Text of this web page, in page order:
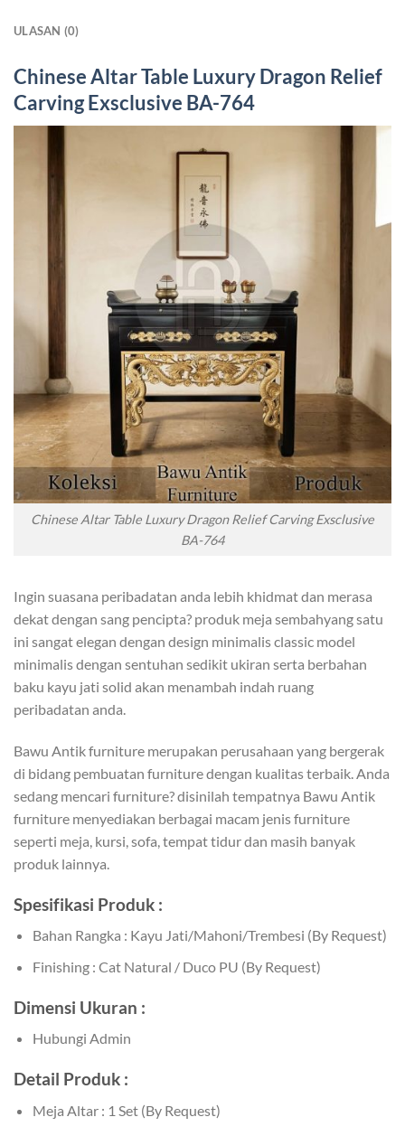
ULASAN (0)
Chinese Altar Table Luxury Dragon Relief
Carving Exsclusive BA-764
Chinese Altar Table Luxury Dragon Relief Carving Exsclusive
BA-764
Ingin suasana peribadatan anda lebih khidmat dan merasa
dekat dengan sang pencipta? produk meja sembahyang satu
ini sangat elegan dengan design minimalis classic model
minimalis dengan sentuhan sedikit ukiran serta berbahan
baku kayu jati solid akan menambah indah ruang
peribadatan anda.
Bawu Antik furniture merupakan perusahaan yang bergerak
di bidang pembuatan furniture dengan kualitas terbaik. Anda
sedang mencari furniture? disinilah tempatnya Bawu Antik
furniture menyediakan berbagai macam jenis furniture
seperti meja, kursi, sofa, tempat tidur dan masih banyak
produk lainnya.
Spesifikasi Produk :
Bahan Rangka : Kayu Jati/Mahoni/Trembesi (By Request)
Finishing : Cat Natural / Duco PU (By Request)
Dimensi Ukuran :
Hubungi Admin
Detail Produk :
Meja Altar : 1 Set (By Request)